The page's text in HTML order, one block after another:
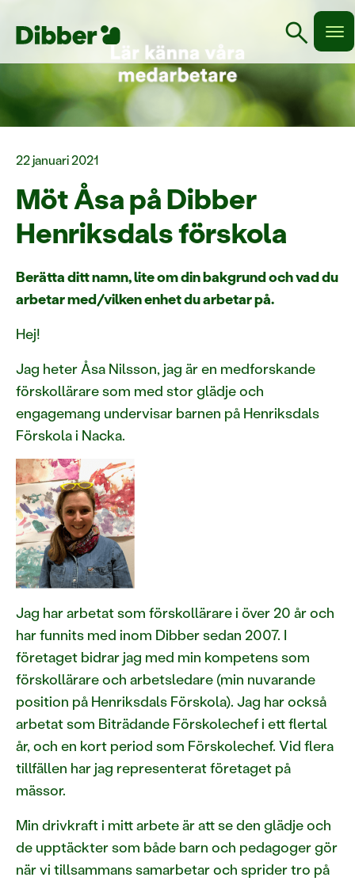
search
22 januari 2021
Möt Åsa på Dibber
Henriksdals förskola
Berätta ditt namn, lite om din bakgrund och vad du
arbetar med/vilken enhet du arbetar på.
Hej!
Jag heter Åsa Nilsson, jag är en medforskande
förskollärare som med stor glädje och
engagemang undervisar barnen på Henriksdals
Förskola i Nacka.
Jag har arbetat som förskollärare i över 20 år och
har funnits med inom Dibber sedan 2007. I
företaget bidrar jag med min kompetens som
förskollärare och arbetsledare (min nuvarande
position på Henriksdals Förskola). Jag har också
arbetat som Biträdande Förskolechef i ett flertal
år, och en kort period som Förskolechef. Vid flera
tillfällen har jag representerat företaget på
mässor.
Min drivkraft i mitt arbete är att se den glädje och
de upptäckter som både barn och pedagoger gör
när vi tillsammans samarbetar och sprider tro på